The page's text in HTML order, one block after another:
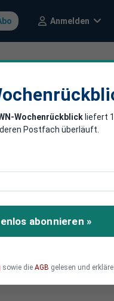
Anmelden
Deutschen
unter
Wochenrückblick liefert
Postfach überläuft.
abonnieren »
sowie die AGB gelesen und